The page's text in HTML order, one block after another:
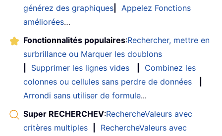
générez des graphiques
Appelez Fonctions
améliorées…
Fonctionnalités populaires:Rechercher, mettre en
surbrillance ou Marquer les doublons
Supprimer les lignes vides
Combinez les
colonnes ou cellules sans perdre de données
Arrondi sans utiliser de formule...
Super RECHERCHEV:RechercheValeurs avec
critères multiples
RechercheValeurs avec